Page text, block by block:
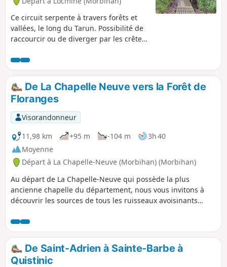
Ce circuit serpente à travers forêts et
vallées, le long du Tarun. Possibilité de
raccourcir ou de diverger par les crêtes.
nature bucolique
De La Chapelle Neuve vers la Forêt de
Floranges
Visorandonneur
11,98 km
+95 m -104 m
3h 40
Moyenne
Départ à La Chapelle-Neuve (Morbihan) (Morbihan)
Au départ de La Chapelle-Neuve qui possède la plus
ancienne chapelle du département, nous vous invitons à
découvrir les sources de tous les ruisseaux avoisinants
près de Locmaria. Ensuite vous cheminerez dans la Forêt de
Floranges ou, avec quelques petits détours (non décrits ci-
dessous) trois monuments mégalithiques sont à voir.
De Saint-Adrien à Sainte-Barbe à
Quistinic